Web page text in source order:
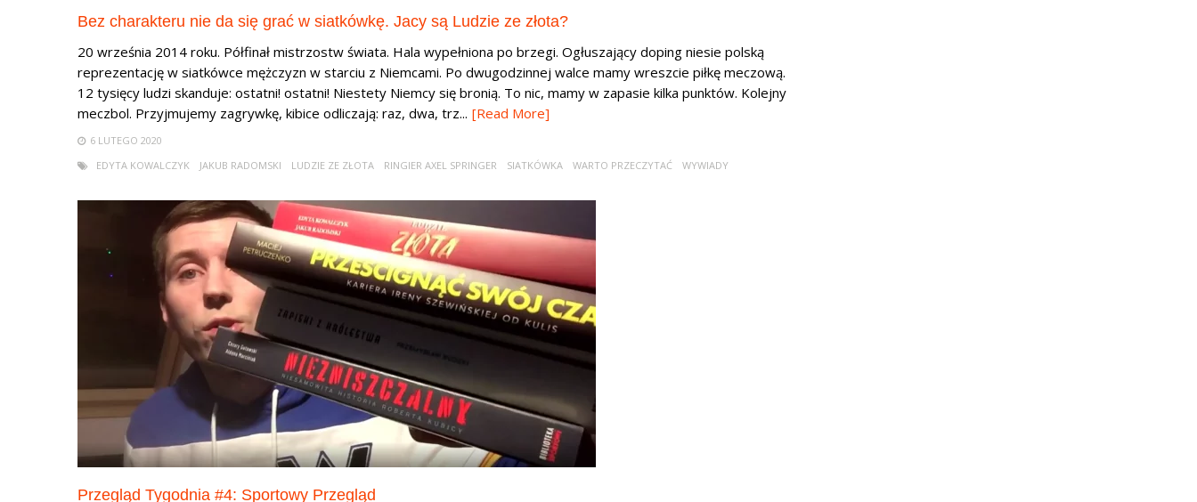
Bez charakteru nie da się grać w siatkówkę. Jacy są Ludzie ze złota?
20 września 2014 roku. Półfinał mistrzostw świata. Hala wypełniona po brzegi. Ogłuszający doping niesie polską
reprezentację w siatkówce mężczyzn w starciu z Niemcami. Po dwugodzinnej walce mamy wreszcie piłkę meczową.
12 tysięcy ludzi skanduje: ostatni! ostatni! Niestety Niemcy się bronią. To nic, mamy w zapasie kilka punktów. Kolejny
meczbol. Przyjmujemy zagrywkę, kibice odliczają: raz, dwa, trz... [Read More]
6 LUTEGO 2020
EDYTA KOWALCZYK
JAKUB RADOMSKI LUDZIE ZE ZŁOTA RINGIER AXEL SPRINGER SIATKÓWKA WARTO PRZECZYTAĆ WYWIADY
Przegląd Tygodnia #4: Sportowy Przegląd